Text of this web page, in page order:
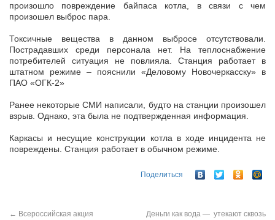
произошло повреждение байпаса котла, в связи с чем
произошел выброс пара.
Токсичные вещества в данном выбросе отсутствовали.
Пострадавших среди персонала нет. На теплоснабжение
потребителей ситуация не повлияла. Станция работает в
штатном режиме – пояснили «Деловому Новочеркасску» в
ПАО «ОГК-2»
Ранее некоторые СМИ написали, будто на станции произошел
взрыв. Однако, эта была не подтвержденная информация.
Каркасы и несущие конструкции котла в ходе инцидента не
повреждены. Станция работает в обычном режиме.
Поделиться
← Всероссийская акция
Деньги как вода — утекают сквозь